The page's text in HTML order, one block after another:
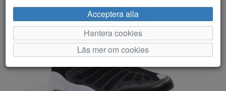
Acceptera alla
Hantera cookies
Läs mer om cookies